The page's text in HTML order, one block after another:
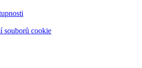
souborů cookie